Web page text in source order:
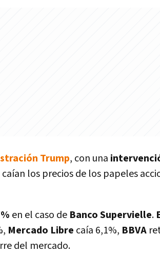
Trump, con una
caían los precios de los papeles
en el caso de Banco Supervielle.
Mercado Libre caía 6,1%, BBVA
del mercado.